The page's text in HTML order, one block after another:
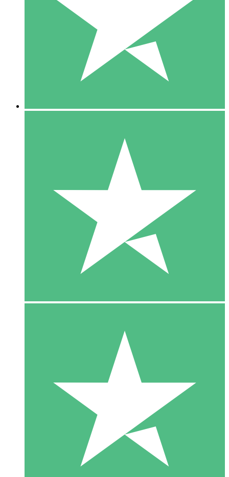
1 Téléchargement
10 00
10 Téléchargements
20 00